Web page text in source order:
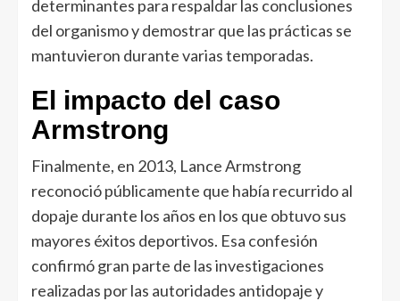
determinantes para respaldar las conclusiones
del organismo y demostrar que las prácticas se
mantuvieron durante varias temporadas.
El impacto del caso
Armstrong
Finalmente, en 2013, Lance Armstrong
reconoció públicamente que había recurrido al
dopaje durante los años en los que obtuvo sus
mayores éxitos deportivos. Esa confesión
confirmó gran parte de las investigaciones
realizadas por las autoridades antidopaje y